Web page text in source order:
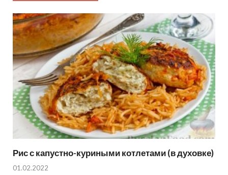
Рис с капустно-куриными котлетами (в духовке)
01.02.2022